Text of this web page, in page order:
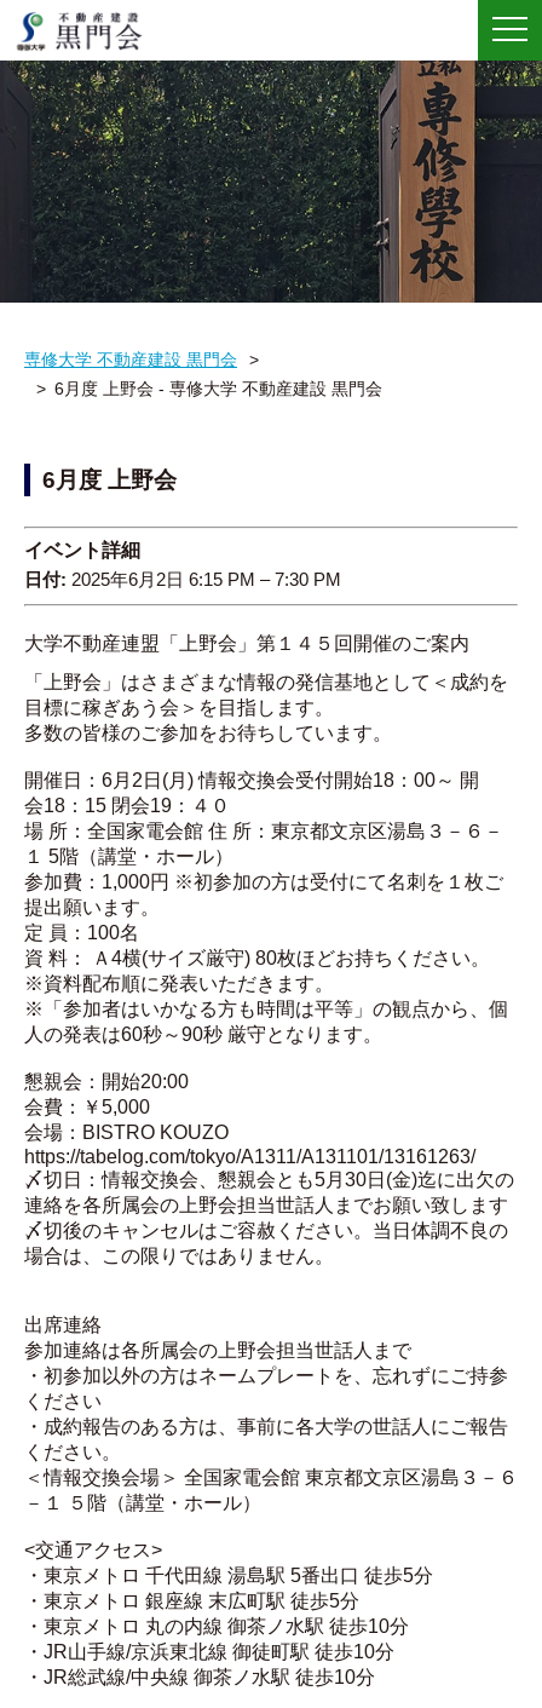
メ
ュ
専修大学 不動産建設 黒門会
6月度 上野会 - 専修大学 不動産建設 黒門会
6月度 上野会
イベント詳細
日付: 2025年6月2日 6:15 PM –7:30 PM
大学不動産連盟 「 上野会」第 １４５ 回 開催のご案内
「上野会」はさまざまな情報の発信基地として＜成約を
目標に稼ぎあう会＞を目指します。
多数の皆様のご参加をお待ちしています。
開催日：6月2 日 (月 ) 情報交換会受付開始18 ： 00～ 開
会18 ： 15 閉会19 ： ４０
場 所： 全国家電会館 住 所： 東京都文京区湯島３－６－
１
5階（講堂・ホール）
参加費： 1,000円 ※初参加の方は受付にて名刺を １ 枚ご
提出願います。
定 員： 100名
資 料： Ａ 4横(サイズ厳守) 80枚ほどお持ちください。
※資料配布順に発表いただきます。
※「参加者はいかなる方も時間は平等 」 の観点から、個
人の発表は60秒～90秒 厳守となります。
懇親会 ：開始20:00
会費：￥5,000
会場：BISTRO KOUZO
https://tabelog.com/tokyo/A1311/A131101/13161263/
〆切日：情報交換会、 懇親会とも5月30日 (金)迄に出欠の
連絡を各所属会の上野会担当世話人までお願い致します
〆切後のキャンセルはご容赦ください。当日体調不良の
場合は、この限りではありません。
出 席連絡
参加連絡は各所属会の上野会担当世話人まで
・初参加以外の方はネームプレートを、忘れずにご持参
ください
・成約報告のある方は、事前に各大学の世話人にご報告
ください。
＜情報交換会場＞ 全国家電会館 東京都文京区湯島３－６
－１
５階（講堂・ホール）
<交通アクセス>
・東京メトロ 千代田線 湯島駅 5番出口 徒歩5分
・東京メトロ 銀座線 末広町駅 徒歩5分
・東京メトロ 丸の内線 御茶ノ水駅 徒歩10分
・ JR山手線/京浜東北線 御徒町駅 徒歩10分
・ JR総武線/中央線 御茶ノ水駅 徒歩10分